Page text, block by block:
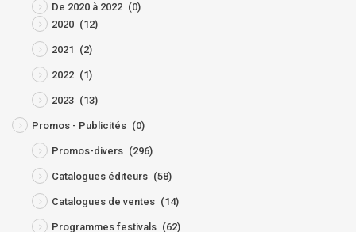
De 2020 à 2022 (0)
2020 (12)
2021 (2)
2022 (1)
2023 (13)
Promos - Publicités (0)
Promos-divers (296)
Catalogues éditeurs (58)
Catalogues de ventes (14)
Programmes festivals (62)